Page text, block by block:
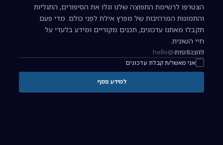
הצטרפו לרשימת התפוצה שלנו וגלו את הסיפורים, התגליות
והתמונות המרהיבות של מפרץ אילת לפני כולם. מדי פעם
תקבלו מאתנו עדכונים, תכנים מקוריים ומידע בלעדי על
חיי השונית.
כתובת אימייל להרשמה לניוזלטר
אני מאשר/ת קבלת עדכונים
להצטרפות
למידע נוסף